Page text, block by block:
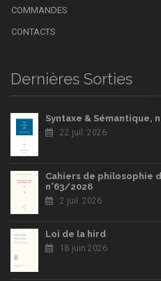
COMMANDES
CONTACTS
Dernières Sorties
Syntaxe & Sémantique,
22 juil. 2026
Cahiers de philosophie
n°63/2026
2 juil. 2026
Loi de la hird
18 juin 2026